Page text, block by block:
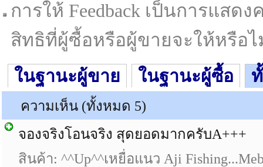
การให้ Feedback เป็นการแส
สิทธิที่ผู้ซื้อหรือผู้ขายจะให้หรือไ
ในฐานะผู้ขาย ในฐานะผู้ซื้อ
ความเห็น (ทั้งหมด 5)
จองจริงโอนจริง สุดยอดมากครับA+++
สินค้า: ^^Up^^เหยื่อแนว Aji